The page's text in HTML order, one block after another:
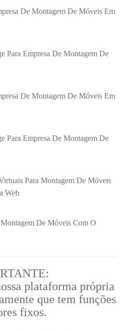
De Montagem De Móveis Em
Para Empresa De Montagem De
De Montagem De Móveis Em
Para Empresa De Montagem De
Para Montagem De Móveis
Web
De Móveis Com O
plataforma própria
que tem funções
fixos.